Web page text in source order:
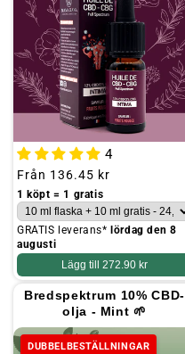
4
Ordinarie
pris
Från 136.45 kr
1 köpt = 1 gratis
GRATIS leverans* lördag den 8
augusti
Lägg till 272.90 kr
Bredspektrum 10% CBD-
olja - Mint 🌱
DUBBELBESTÄLLNINGAR